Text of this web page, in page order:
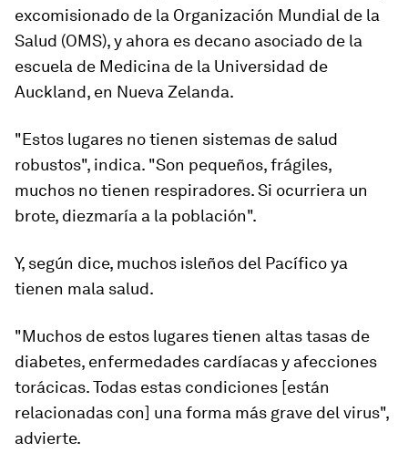
excomisionado de la Organización Mundial de la
Salud (OMS), y ahora es decano asociado de la
escuela de Medicina de la Universidad de
Auckland, en Nueva Zelanda.
"Estos lugares no tienen sistemas de salud
robustos", indica. "Son pequeños, frágiles,
muchos no tienen respiradores. Si ocurriera un
brote, diezmaría a la población".
Y, según dice, muchos isleños del Pacífico ya
tienen mala salud.
"Muchos de estos lugares tienen altas tasas de
diabetes, enfermedades cardíacas y afecciones
torácicas. Todas estas condiciones [están
relacionadas con] una forma más grave del virus",
advierte.